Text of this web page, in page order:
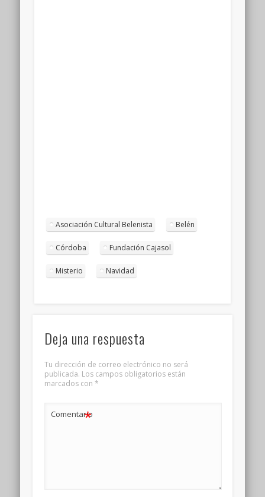
Asociación Cultural Belenista Belén
Córdoba Fundación Cajasol
Misterio Navidad
Deja una respuesta
Tu dirección de correo electrónico no será
publicada. Los campos obligatorios están
marcados con *
Comentario
*